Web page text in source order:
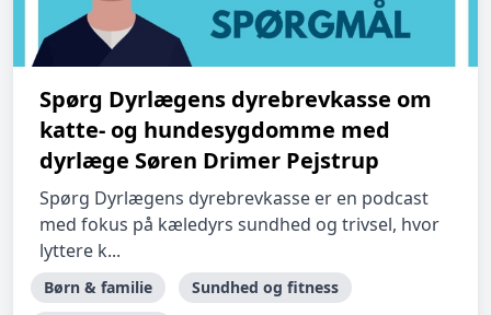
Spørg Dyrlægens dyrebrevkasse om
katte- og hundesygdomme med
dyrlæge Søren Drimer Pejstrup
Spørg Dyrlægens dyrebrevkasse er en podcast
med fokus på kæledyrs sundhed og trivsel, hvor
lyttere k...
Børn & familie
Sundhed og fitness